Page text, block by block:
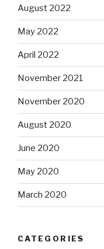
August 2022
May 2022
April 2022
November 2021
November 2020
August 2020
June 2020
May 2020
March 2020
CATEGORIES